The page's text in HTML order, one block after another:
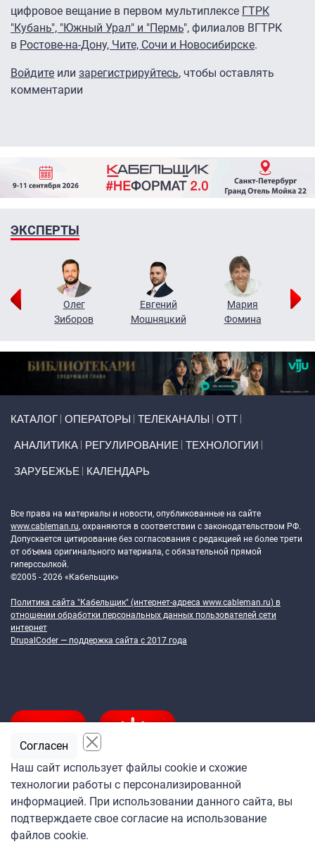
цифровое вещание в первом мультиплексе ГТРК
"Кубань", "Южный Урал" и "Пермь", филиалов ВГТРК
в Ростове-на-Дону, Чите, Сочи и Новосибирске.
Войдите или зарегистрируйтесь, чтобы оставлять
комментарии
ЭКСПЕРТЫ
Олег
Зиборов
Евгений
Мошняцкий
Мария
Фомина
КАТАЛОГ ОПЕРАТОРЫ ТЕЛЕКАНАЛЫ ОТТ
АНАЛИТИКА РЕГУЛИРОВАНИЕ ТЕХНОЛОГИИ
ЗАРУБЕЖЬЕ КАЛЕНДАРЬ
Все права на материалы и новости, опубликованные на сайте
www.cableman.ru, охраняются в соответствии с законодательством РФ.
Допускается цитирование без согласования с редакцией не более трети
от объема оригинального материала, с обязательной прямой
гиперссылкой.
©2005 - 2026 «Кабельщик»
Политика сайта "Кабельщик" (интернет-адреса www.cableman.ru) в
отношении обработки персональных данных пользователей сети
интернет
DrupalCoder — поддержка сайта c 2017 года
Подпишитесь
на ежедневную рассылку
«Кабельщика»
Наш сайт использует файлы cookie и схожие
технологии работы с персонализированной
информацией. При использовании данного сайта, вы
подтверждаете свое согласие на использование
файлов cookie.
Согласен